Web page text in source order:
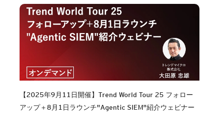
【2025年9月11日開催】Trend World Tour 25 フォロー
アップ＋8月1日ラウンチ"Agentic SIEM"紹介ウェビナー